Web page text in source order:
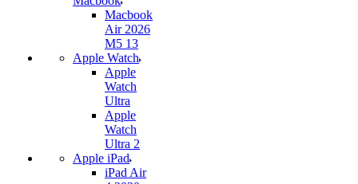
Macbook
Air 2026
M5 13
Apple Watch
Apple
Watch
Ultra
Apple
Watch
Ultra 2
Apple iPad
iPad Air